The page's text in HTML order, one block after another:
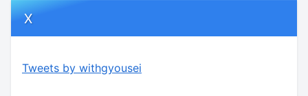
X
Tweets by withgyousei